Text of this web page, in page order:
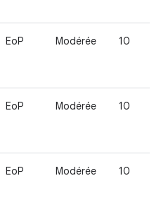
EoP Modérée 10
EoP Modérée 10
EoP Modérée 10